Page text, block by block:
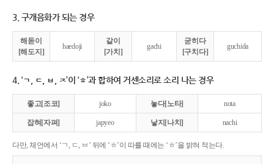
3. 구개음화가 되는 경우
해돋이
[해도지]
haedoji
같이
[가치]
gachi
굳히다
[구치다]
guchida
4. ‘ㄱ, ㄷ, ㅂ, ㅈ’이 ‘ㅎ’과 합하여 거센소리로 소리 나는 경우
좋고[조코] joko 놓다[노타] nota
잡혀[자펴] japyeo 낳지[나치] nachi
다만, 체언에서 ‘ㄱ, ㄷ, ㅂ’ 뒤에 ‘ㅎ’이 따를 때에는 ‘ㅎ’을 밝혀 적는다.